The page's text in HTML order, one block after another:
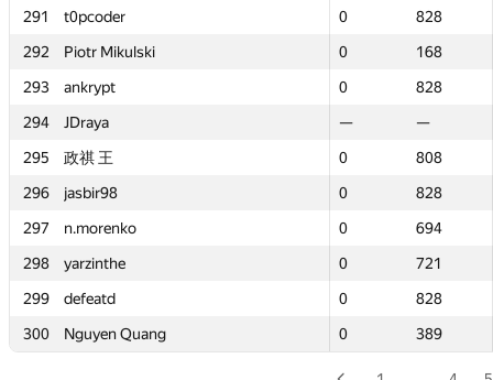
291
t0pcoder 0
828
292
Piotr Mikulski 0
168
293
ankrypt 0
828
294
JDraya —
—
295
政祺 王 0
808
296
jasbir98 0
828
297
n.morenko 0
694
298
yarzinthe 0
721
299
defeatd 0
828
300
Nguyen Quang 0 389
291
t0pcoder 0
828
292
Piotr Mikulski 0
168
293
ankrypt 0
828
294
JDraya —
—
295
政祺 王 0
808
296
jasbir98 0
828
297
n.morenko 0
694
298
yarzinthe 0
721
299
defeatd 0
828
300
Nguyen Quang 0 389